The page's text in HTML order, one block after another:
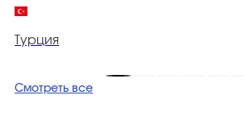
Турция
Смотреть все